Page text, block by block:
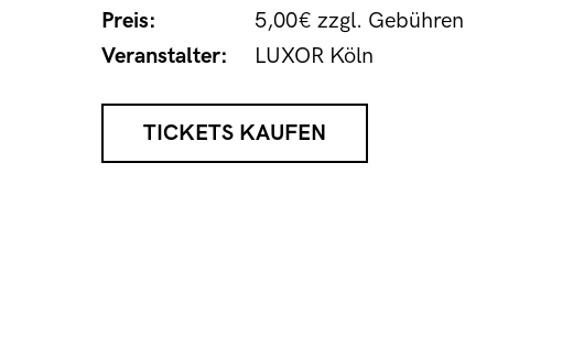
Preis:
5,00€ zzgl. Gebühren
Veranstalter:
LUXOR Köln
TICKETS KAUFEN